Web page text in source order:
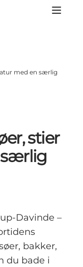
med en særlig
stier
Davinde –
bakker,
du bade i